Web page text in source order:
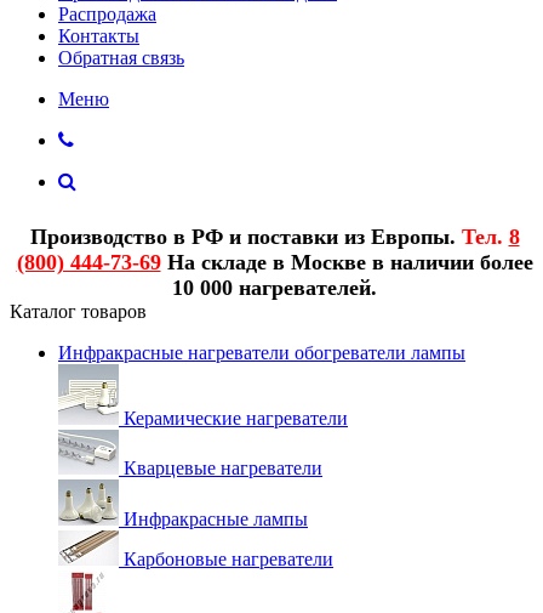
Распродажа
Контакты
Обратная связь
Меню
Производство в РФ и поставки из Европы. Тел. 8
(800) 444-73-69На складе в Москве в наличии более
10 000 нагревателей.
Каталог товаров
Инфракрасные нагреватели обогреватели лампы
Керамические нагреватели
Кварцевые нагреватели
Инфракрасные лампы
Карбоновые нагреватели